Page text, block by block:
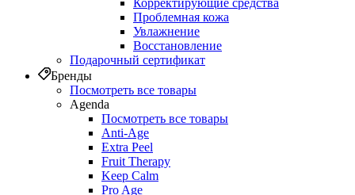
Корректирующие средства
Проблемная кожа
Увлажнение
Восстановление
Подарочный сертификат
Бренды
Посмотреть все товары
Agenda
Посмотреть все товары
Anti‑Age
Extra Peel
Fruit Therapy
Keep Calm
Pro Age